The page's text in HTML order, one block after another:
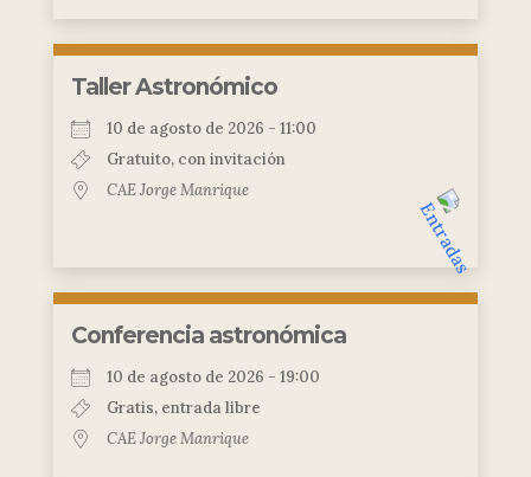
Taller Astronómico
10 de agosto de 2026 - 11:00
Gratuito, con invitación
CAE Jorge Manrique
Conferencia astronómica
10 de agosto de 2026 - 19:00
Gratis, entrada libre
CAE Jorge Manrique